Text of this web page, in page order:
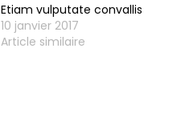
Etiam vulputate convallis
10 janvier 2017
Article similaire